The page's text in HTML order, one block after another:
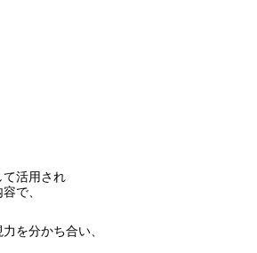
て活用され
で、
を分かち合い、